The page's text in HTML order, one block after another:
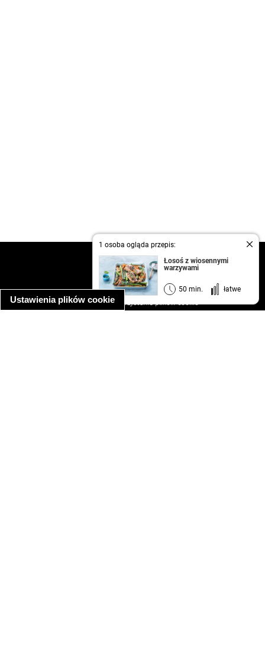
Ustawienia plików cookie
1 osoba ogląda przepis:
Łosoś z wiosennymi
warzywami
50 min. łatwe
kontakt
regulamin
informacja o prywatności
informacja o wykorzystaniu plików cookie